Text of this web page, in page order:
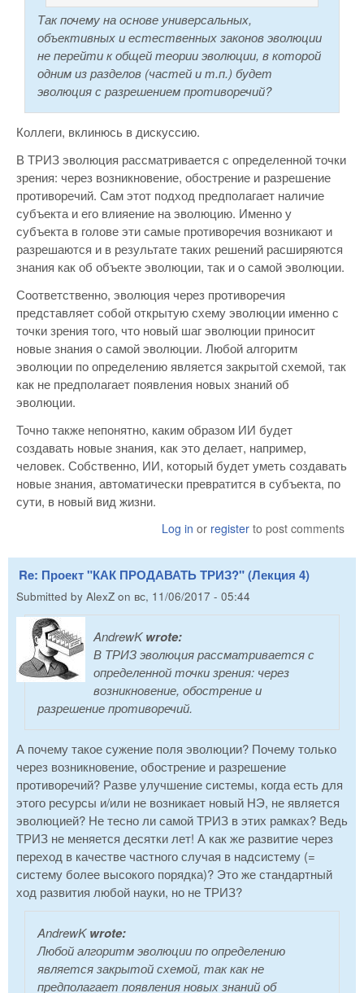
Так почему на основе универсальных,
объективных и естественных законов эволюции
не перейти к общей теории эволюции, в которой
одним из разделов (частей и т.п.) будет
эволюция с разрешением противоречий?
Коллеги, вклинюсь в дискуссию.
В ТРИЗ эволюция рассматривается с определенной точки
зрения: через возникновение, обострение и разрешение
противоречий. Сам этот подход предполагает наличие
субъекта и его влияение на эволюцию. Именно у
субъекта в голове эти самые противоречия возникают и
разрешаются и в результате таких решений расширяются
знания как об объекте эволюции, так и о самой эволюции.
Соответственно, эволюция через противоречия
представляет собой открытую схему эволюции именно с
точки зрения того, что новый шаг эволюции приносит
новые знания о самой эволюции. Любой алгоритм
эволюции по определению является закрытой схемой, так
как не предполагает появления новых знаний об
эволюции.
Точно также непонятно, каким образом ИИ будет
создавать новые знания, как это делает, например,
человек. Собственно, ИИ, который будет уметь создавать
новые знания, автоматически превратится в субъекта, по
сути, в новый вид жизни.
Log in or register to post comments
Re: Проект "КАК ПРОДАВАТЬ ТРИЗ?" (Лекция 4)
Submitted by AlexZ on вс, 11/06/2017 - 05:44
AndrewKwrote:
В ТРИЗ эволюция рассматривается с
определенной точки зрения: через
возникновение, обострение и
разрешение противоречий.
А почему такое сужение поля эволюции? Почему только
через возникновение, обострение и разрешение
противоречий? Разве улучшение системы, когда есть для
этого ресурсы и/или не возникает новый НЭ, не является
эволюцией? Не тесно ли самой ТРИЗ в этих рамках? Ведь
ТРИЗ не меняется десятки лет! А как же развитие через
переход в качестве частного случая в надсистему (=
систему более высокого порядка)? Это же стандартный
ход развития любой науки, но не ТРИЗ?
AndrewKwrote:
Любой алгоритм эволюции по определению
является закрытой схемой, так как не
предполагает появления новых знаний об